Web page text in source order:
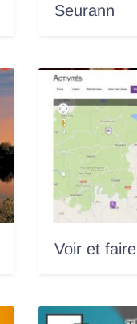
Seurann
Voir et faire